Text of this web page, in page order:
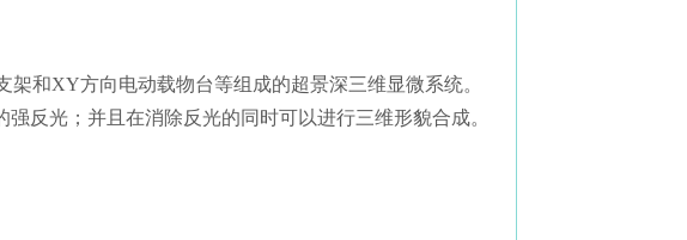
和XY方向电动载物台等组成的超景深三维显微系统。
反光；并且在消除反光的同时可以进行三维形貌合成。